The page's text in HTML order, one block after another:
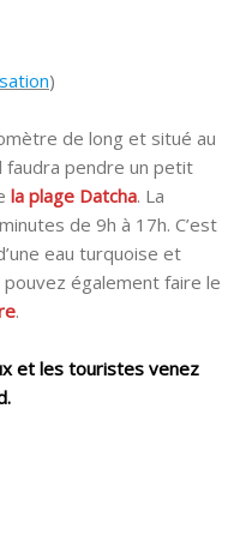
)
de long et situé au
faudra pendre un petit
la plage Datcha. La
de 9h à 17h. C’est
eau turquoise et
pouvez également faire le
.
et les touristes venez